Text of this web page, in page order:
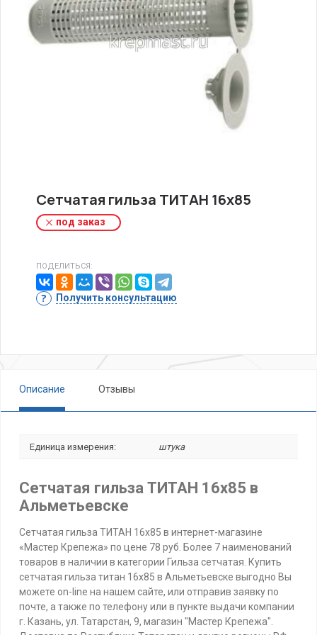
Сетчатая гильза ТИТАН 16х85
под заказ
ПОДЕЛИТЬСЯ:
Получить консультацию
Описание Отзывы
Единица измерения: штука
Сетчатая гильза ТИТАН 16х85 в
Альметьевске
Сетчатая гильза ТИТАН 16х85 в интернет-магазине
«Мастер Крепежа» по цене 78 руб. Более 7 наименований
товаров в наличии в категории Гильза сетчатая. Купить
сетчатая гильза титан 16х85 в Альметьевске выгодно Вы
можете on-line на нашем сайте, или отправив заявку по
почте, а также по телефону или в пункте выдачи компании
г. Казань, ул. Татарстан, 9, магазин "Мастер Крепежа".